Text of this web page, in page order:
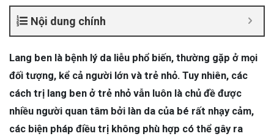
Nội dung chính
Lang ben là bệnh lý da liễu phổ biến, thường gặp ở mọi
đối tượng, kể cả người lớn và trẻ nhỏ. Tuy nhiên, các
cách trị lang ben ở trẻ nhỏ vẫn luôn là chủ đề được
nhiều người quan tâm bởi làn da của bé rất nhạy cảm,
các biện pháp điều trị không phù hợp có thể gây ra